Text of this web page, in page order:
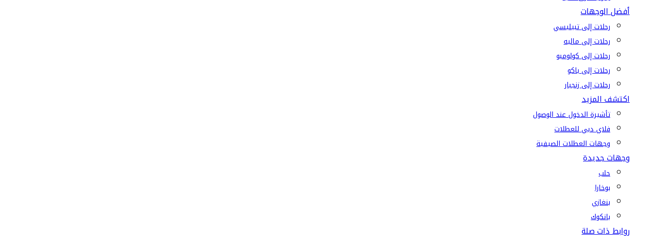
أفضل الوجهات
رحلات إلى تبيليسي
رحلات إلى ماليه
رحلات إلى كولومبو
رحلات إلى باكو
رحلات إلى زنجبار
اكتشف المزيد
تأشيرة الدخول عند الوصول
فلاي دبي للعطلات
وجهات العطلات الصيفية
وجهات جديدة
حلب
بوخارا
بنغازي
بانكوك
روابط ذات صلة